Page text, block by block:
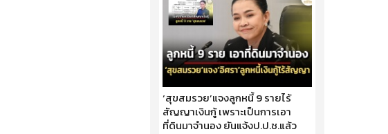
‘สุขสมรวย’แจงลูกหนี้ 9 รายไร้
สัญญาเงินกู้ เพราะเป็นการเอา
ที่ดินมาจำนอง ยันแจ้งป.ป.ช.แล้ว